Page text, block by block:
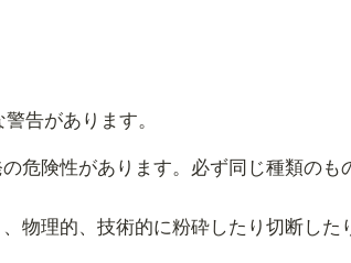
告があります。
危険性があります。必ず同じ種類のも
物理的、技術的に粉砕したり切断した